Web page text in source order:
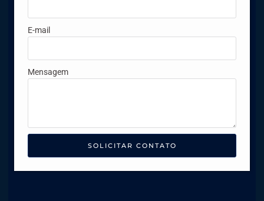
E-mail
Mensagem
SOLICITAR CONTATO